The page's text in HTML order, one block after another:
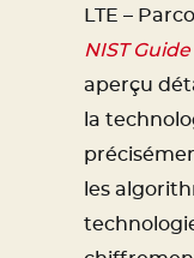
LTE –
NIST
aperçu
la
les